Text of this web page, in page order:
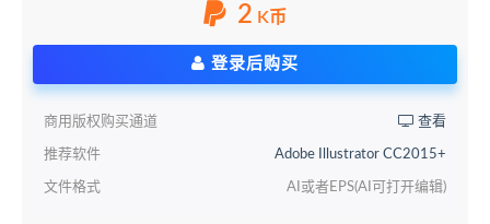
2 K币
登录后购买
商用版权购买通道 查看
推荐软件 Adobe Illustrator CC2015+
文件格式 AI或者EPS(AI可打开编辑)